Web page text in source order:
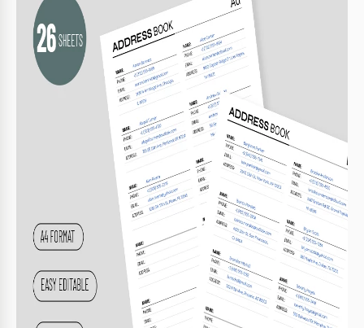
Formati stampabili e digitali disponibili
Campi per telefono, e-mail, indirizzo
Modificabile in Google Sheets e Excel
LIBRI SUGGERIMENTI
Usa etichette semplici per navigazione rapida.
Personalizza i colori per categorizzare i tipi di
3
Aggiorna regolarmente le informazioni per
mantenerle aggiornate.
4 Stampa copie per un facile accesso offline.